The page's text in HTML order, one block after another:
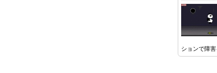
ションで障